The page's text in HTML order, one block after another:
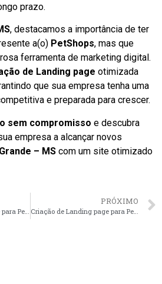
prazo.
, destacamos a importância de ter
a(o) PetShops, mas que
ferramenta de marketing digital.
de Landing page otimizada
que sua empresa tenha uma
e preparada para crescer.
sem compromisso e descubra
empresa a alcançar novos
– MS com um site otimizado
Criação de Landing page para PetShops em Goiânia – GO faça seu orçamento
PRÓXIMO
Criação de Landing page para PetShops em Cuiabá – MT faça seu orçamento